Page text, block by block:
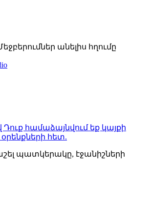
անելիս հղումը
Դուք համաձայնվում եք կայքի
հետ.
պատկերակը, էջանիշների